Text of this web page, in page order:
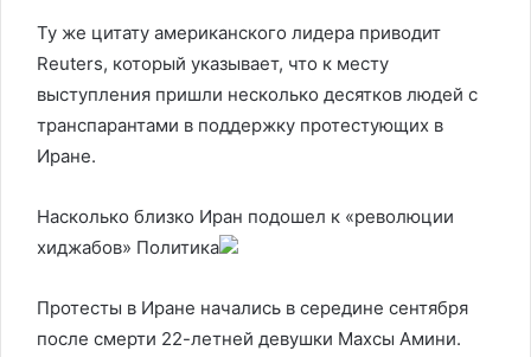
Ту же цитату американского лидера приводит
Reuters, который указывает, что к месту
выступления пришли несколько десятков людей с
транспарантами в поддержку протестующих в
Иране.
Насколько близко Иран подошел к «революции
хиджабов» Политика
Протесты в Иране начались в середине сентября
после смерти 22-летней девушки Махсы Амини.